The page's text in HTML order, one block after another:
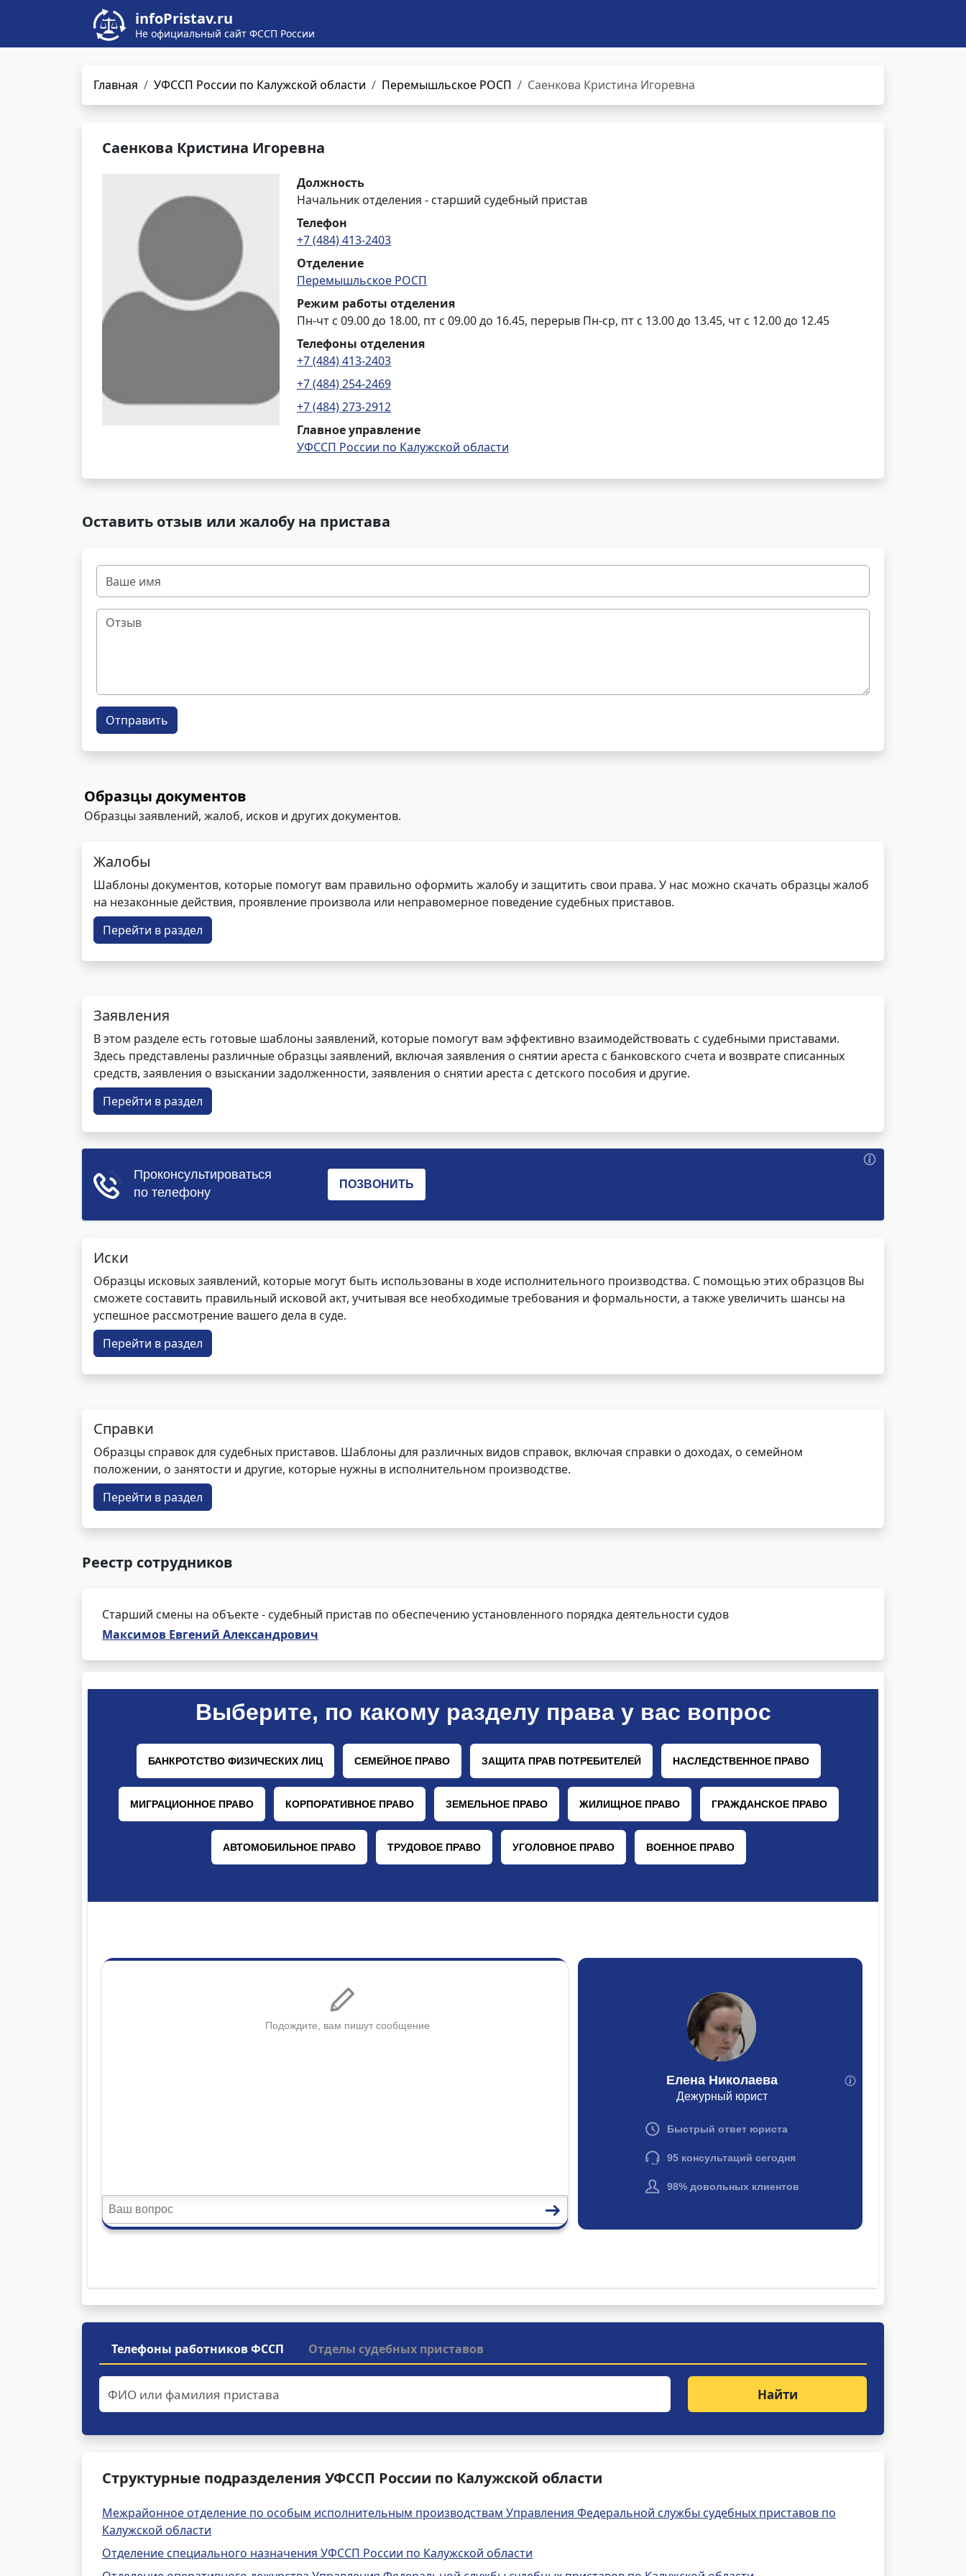
infoPristav.ru
Не официальный сайт ФССП России
Главная УФССП России по Калужской области Перемышльское РОСП Саенкова Кристина Игоревна
Саенкова Кристина Игоревна
Должность
Начальник отделения - старший судебный пристав
Телефон
+7 (484) 413-2403
Отделение
Перемышльское РОСП
Режим работы отделения
Пн-чт с 09.00 до 18.00, пт с 09.00 до 16.45, перерыв Пн-ср, пт с 13.00 до 13.45, чт с 12.00 до 12.45
Телефоны отделения
+7 (484) 413-2403
+7 (484) 254-2469
+7 (484) 273-2912
Главное управление
УФССП России по Калужской области
Оставить отзыв или жалобу на пристава
Отправить
Образцы документов
Образцы заявлений, жалоб, исков и других документов.
Жалобы
Шаблоны документов, которые помогут вам правильно оформить жалобу и защитить свои права. У нас можно скачать образцы жалоб
на незаконные действия, проявление произвола или неправомерное поведение судебных приставов.
Перейти в раздел
Заявления
В этом разделе есть готовые шаблоны заявлений, которые помогут вам эффективно взаимодействовать с судебными приставами.
Здесь представлены различные образцы заявлений, включая заявления о снятии ареста с банковского счета и возврате списанных
средств, заявления о взыскании задолженности, заявления о снятии ареста с детского пособия и другие.
Перейти в раздел
Иски
Образцы исковых заявлений, которые могут быть использованы в ходе исполнительного производства. С помощью этих образцов Вы
сможете составить правильный исковой акт, учитывая все необходимые требования и формальности, а также увеличить шансы на
успешное рассмотрение вашего дела в суде.
Перейти в раздел
Справки
Образцы справок для судебных приставов. Шаблоны для различных видов справок, включая справки о доходах, о семейном
положении, о занятости и другие, которые нужны в исполнительном производстве.
Перейти в раздел
Реестр сотрудников
Старший смены на объекте - судебный пристав по обеспечению установленного порядка деятельности судов
Максимов Евгений Александрович
Телефоны работников ФССП Отделы судебных приставов
Найти
Структурные подразделения УФССП России по Калужской области
Межрайонное отделение по особым исполнительным производствам Управления Федеральной службы судебных приставов по
Калужской области
Отделение специального назначения УФССП России по Калужской области